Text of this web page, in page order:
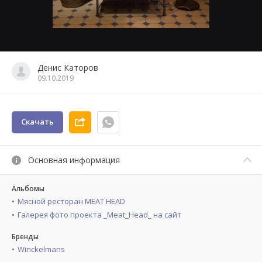
Денис Каторов
09.10.2019
Скачать
Основная информация
Альбомы
Мясной ресторан MEAT HEAD
Галерея фото проекта _Meat_Head_ на сайт
Бренды
Winckelmans